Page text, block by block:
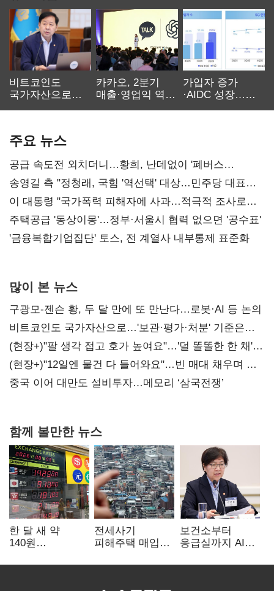
비트코인도
국가자산으로…'
카카오, 2분기
매출·영업익 역대
가입자 증가
·AIDC 성장…
주요 뉴스
공급 속도전 외치더니…황희, 난데없이 '폐버스
리모델링' 제안
송영길 측 "정청래, 국힘 '역선택' 대상…민주당 대표로
총선 지휘 못해"
이 대통령 "국가폭력 피해자에 사과…적극적 조사로
진실 밝혀야"
주택공급 '동상이몽'…정부·서울시 협력 없으면 '공수표'
'금융복합기업집단' 토스, 전 계열사 내부통제 표준화
많이 본 뉴스
구광모-젠슨 황, 두 달 만에 또 만난다…로봇·AI 등 논의
비트코인도 국가자산으로…'보관·평가·처분' 기준은
숙제
(현장+)"팔 생각 접고 호가 높여요"…'덜 똘똘한 한 채'
20억 키맞추기
(현장+)"12일엔 물건 다 들어와요"…빈 매대 채우며 문
연 홈플러스
중국 이어 대만도 설비투자…메모리 ‘삼국전쟁’
함께 볼만한 뉴스
한 달 새 약
140원
엔저'에 원화
전세사기
피해주택 매입
누적 피해자
보건소부터
응급실까지 AI
혁신 본격화